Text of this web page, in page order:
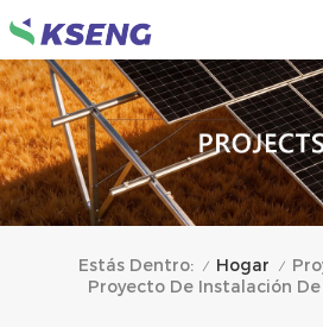
Estás Dentro: / Hogar /